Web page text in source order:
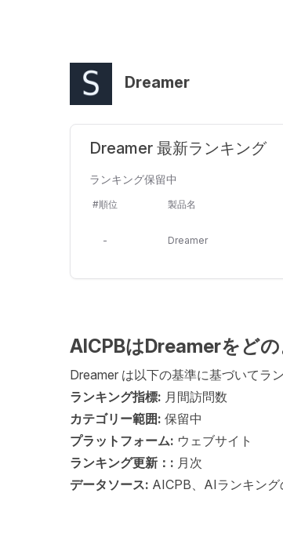
Dreamer
Dreamer 最新ランキング
ランキング保留中
#順位 製品名
- Dreamer
AICPBはDreamerをど
Dreamer は以下の基準に基づいてラ
ランキング指標: 月間訪問数
カテゴリー範囲: 保留中
プラットフォーム: ウェブサイト
ランキング更新：: 月次
データソース: AICPB、AIランキン